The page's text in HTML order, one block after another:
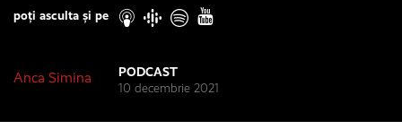
poți asculta și pe
Anca Simina
PODCAST
10 decembrie 2021